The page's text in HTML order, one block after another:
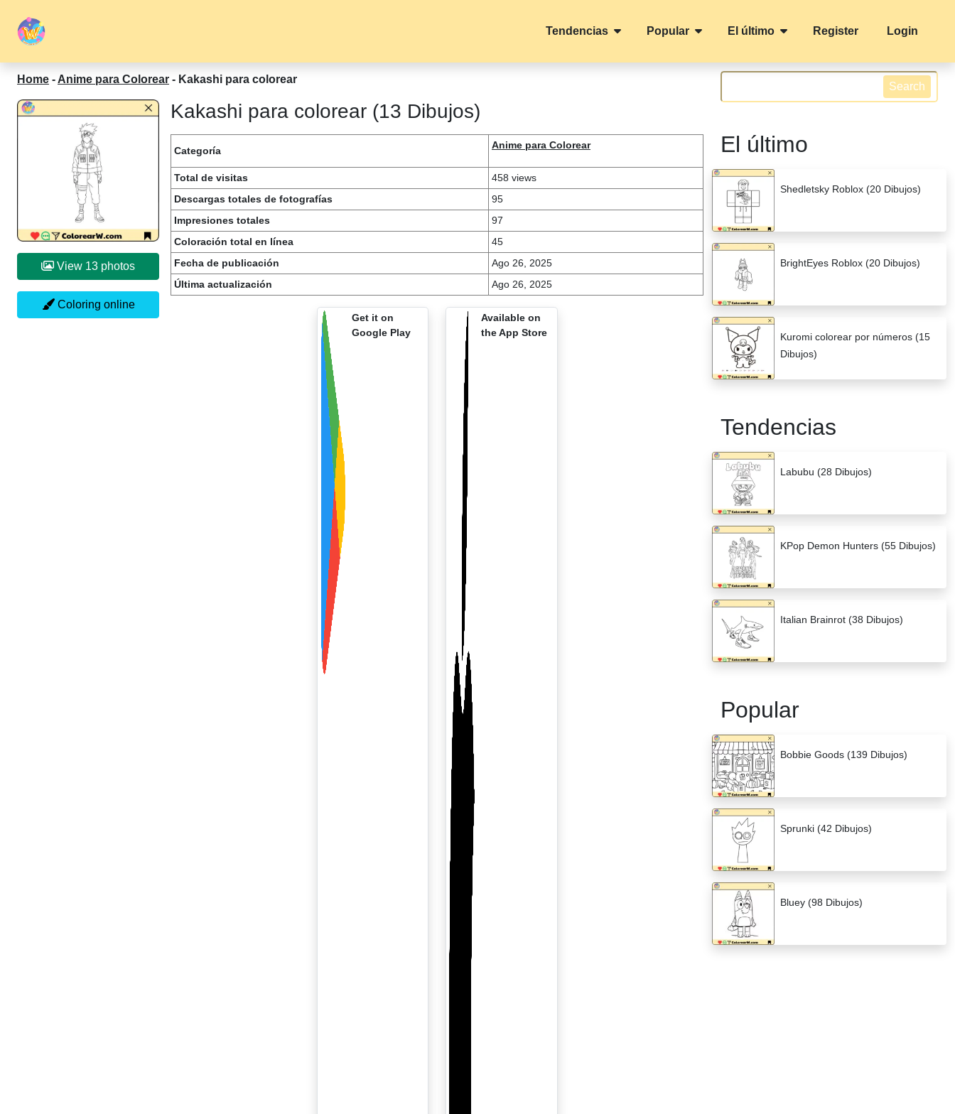
Tendencias Popular El último Register Login
Home - Anime para Colorear - Kakashi para colorear
View 13 photos
Coloring online
Kakashi para colorear (13 Dibujos)
Categoría Anime para Colorear
Total de visitas
458 views
Descargas totales de fotografías
95
Impresiones totales
97
Coloración total en línea
45
Fecha de publicación
Ago 26, 2025
Última actualización
Ago 26, 2025
Get it on
Google Play
Available on
the App Store
Search
El último
Shedletsky Roblox (20 Dibujos)
BrightEyes Roblox (20 Dibujos)
Kuromi colorear por números (15
Dibujos)
Tendencias
Labubu (28 Dibujos)
KPop Demon Hunters (55 Dibujos)
Italian Brainrot (38 Dibujos)
Popular
Bobbie Goods (139 Dibujos)
Sprunki (42 Dibujos)
Bluey (98 Dibujos)